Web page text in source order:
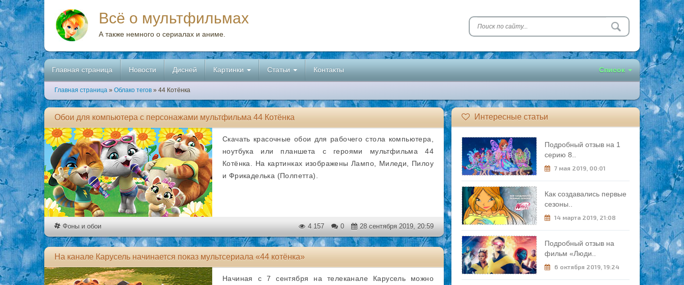
Всё о мультфильмах
А также немного о сериалах и аниме.
Главная страница Новости Дисней Картинки Статьи Контакты Список
Главная страница » Облако тегов » 44 Котёнка
Обои для компьютера с персонажами мультфильма 44 Котёнка
Скачать красочные обои для рабочего стола компьютера,
ноутбука или планшета с героями мультфильма 44
Котёнка. На картинках изображены Лампо, Миледи, Пилоу
и Фрикаделька (Полпетта).
Фоны и обои 4 157 0 28 сентября 2019, 20:59
На канале Карусель начинается показ мультсериала «44 котёнка»
Начиная с 7 сентября на телеканале Карусель можно
Интересные статьи
Подробный отзыв на 1
серию 8..
7 мая 2019, 00:01
Как создавались первые
сезоны..
14 марта 2019, 21:08
Подробный отзыв на
фильм «Люди..
6 октября 2019, 19:24